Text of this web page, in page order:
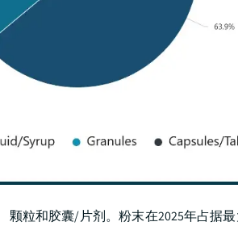
粒和胶囊/片剂。粉末在2025年占据最